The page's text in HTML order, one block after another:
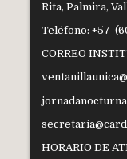
Rita, Palmira,
Teléfono: +57
CORREO
HORARIO DE